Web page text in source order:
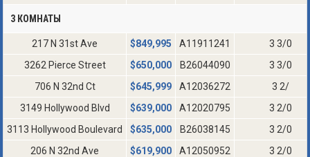
3 КОМНАТЫ
217 N 31st Ave $849,995 A11911241
3 3/0
3262 Pierce Street
$650,000 B26044090
3 3/0
706 N 32nd Ct
$645,999 A12036272
3 2/
3149 Hollywood Blvd
$639,000 A12020795
3 2/0
3113 Hollywood Boulevard
$635,000 B26038145
3 2/0
206 N 32nd Ave
$619,900 A12050952
3 2/0